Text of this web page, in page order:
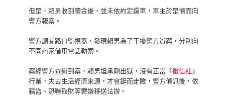
但是，賴男收到贖金後，並未依約定還車，車主於是憤而向
警方報案。
警方調閱路口監視器，發現賴男為了干擾警方辦案，分別向
不同商家借用電話勒索。
案經警方查緝到案，賴男坦承剛出獄，沒有正當『徵信社 』
行業，失去生活經濟來源，才會鋌而走險，警方偵訊後，依
竊盜、恐嚇取財等罪嫌移送法辦。